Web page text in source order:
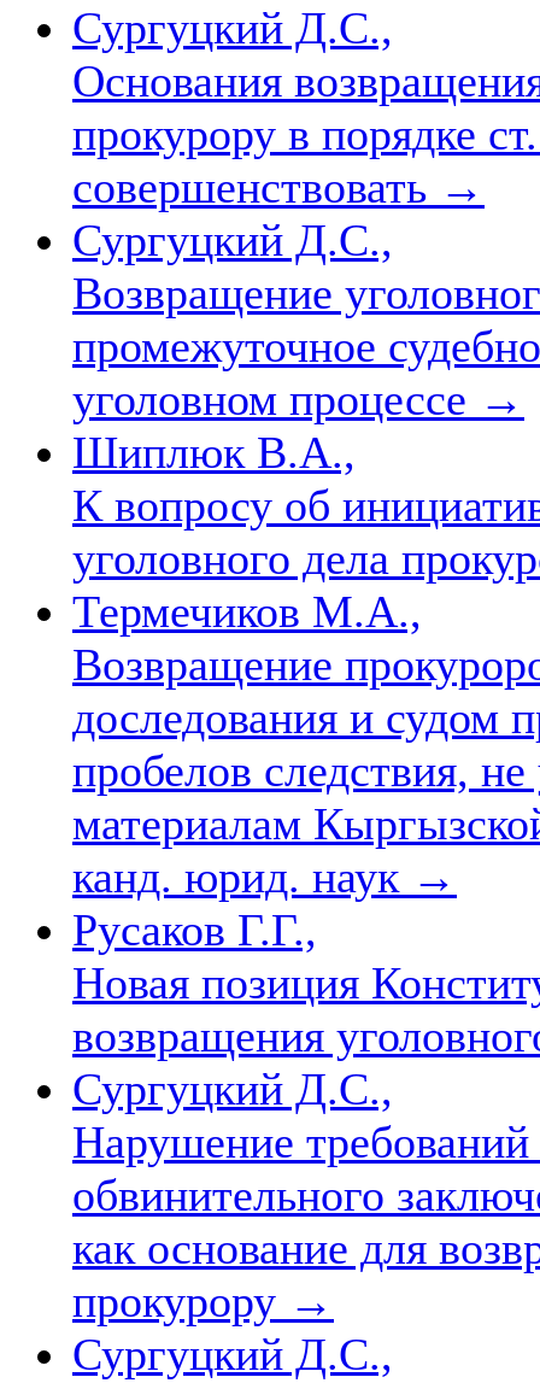
Сургуцкий Д.С.,
Основания
прокурору в порядке
совершенствовать →
Сургуцкий Д.С.,
Возвращение
промежуточное
уголовном процессе →
Шиплюк В.А.,
К вопросу об
уголовного дела
Термечиков М.А.,
Возвращение
доследования и судом
пробелов следствия,
материалам
канд. юрид. наук →
Русаков Г.Г.,
Новая позиция
возвращения
Сургуцкий Д.С.,
Нарушение
обвинительного
как основание для
прокурору →
Сургуцкий Д.С.,